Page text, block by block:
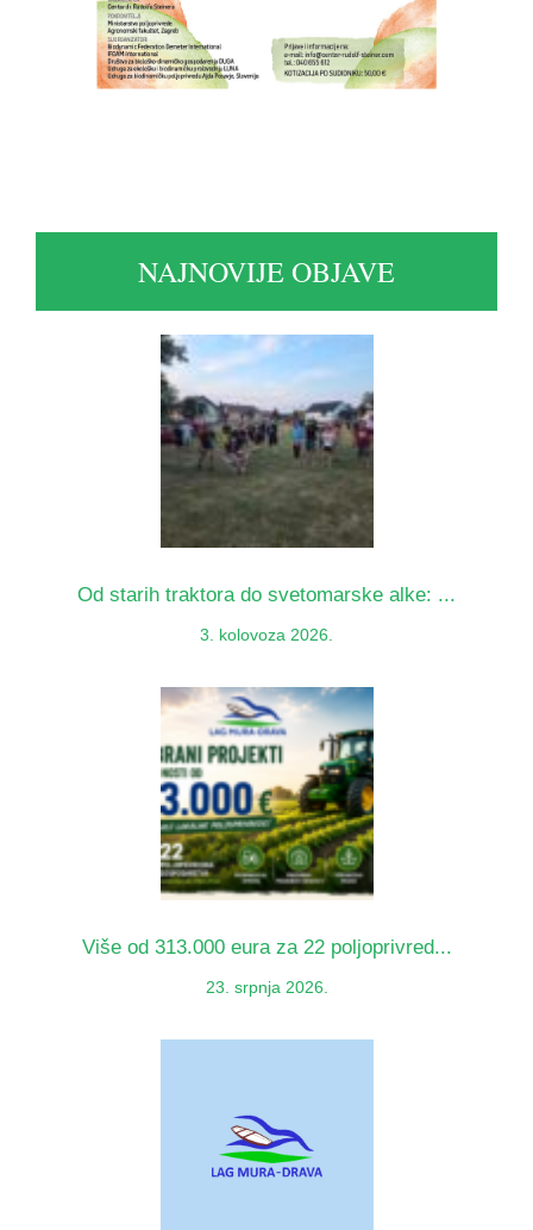
NAJNOVIJE OBJAVE
Od starih traktora do svetomarske alke: ...
3. kolovoza 2026.
Više od 313.000 eura za 22 poljoprivred...
23. srpnja 2026.